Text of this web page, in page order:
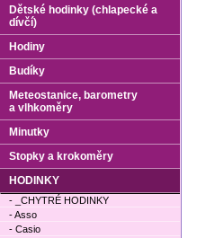
Dětské hodinky (chlapecké a
dívčí)
Hodiny
Budíky
Meteostanice, barometry
a vlhkoměry
Minutky
Stopky a krokoměry
HODINKY
- _CHYTRÉ HODINKY
- Asso
- Casio